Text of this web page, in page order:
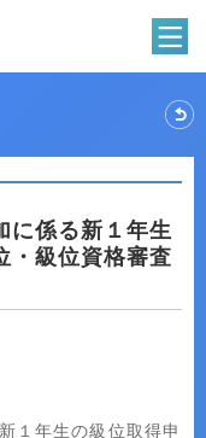
市空手道協
に係る新１年生
・級位資格審査
１年生の級位取得申